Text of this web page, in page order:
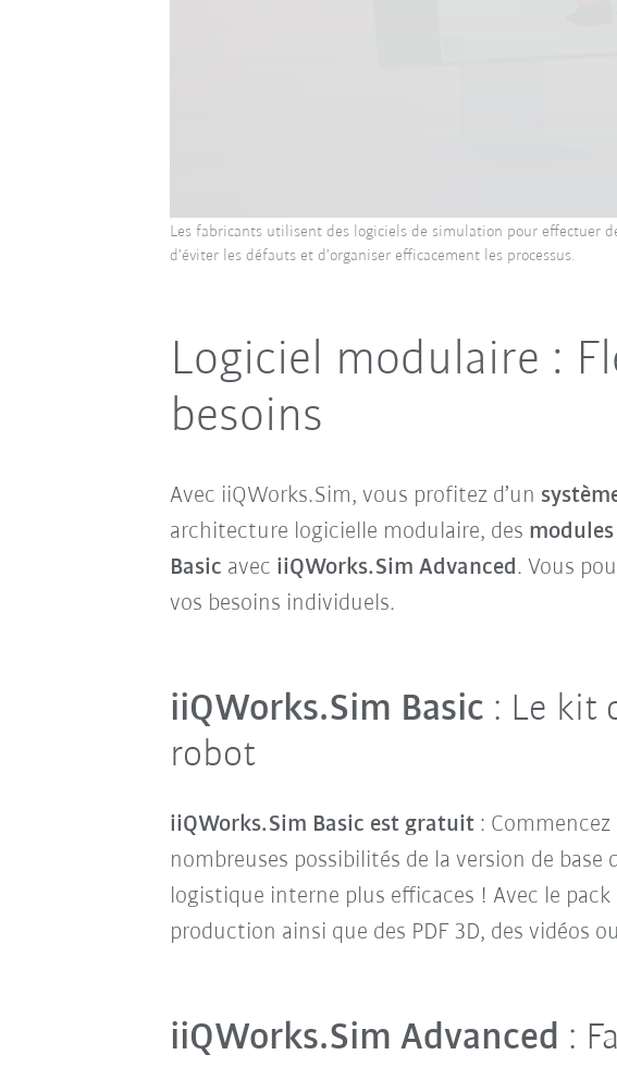
Les fabricants utilisent des logiciels de simulation pour effectuer
d’éviter les défauts et d’organiser efficacement les processus.
Logiciel modulaire :
besoins
Avec iiQWorks.Sim, vous profitez d’un
architecture logicielle modulaire, des
Basic avec iiQWorks.Sim Advanced. Vous
vos besoins individuels.
iiQWorks.Sim Basic : Le kit
robot
iiQWorks.Sim Basic est gratuit: Commencez
nombreuses possibilités de la version de
logistique interne plus efficaces ! Avec le
production ainsi que des PDF 3D, des vidéos
iiQWorks.Sim Advanced :